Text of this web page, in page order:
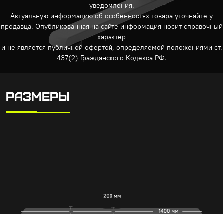
уведомления.
Актуальную информацию об особенностях товара уточняйте у
продавца. Опубликованная на сайте информация носит справочный
характер
и не является публичной офертой, определяемой положениями ст.
437(2) Гражданского Кодекса РФ.
РАЗМЕРЫ